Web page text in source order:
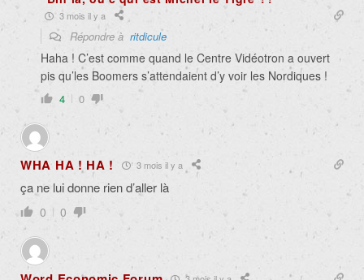
3 mois il y a
Répondre à ritdicule
Haha ! C’est comme quand le Centre Vidéotron a ouvert
pis qu’les Boomers s’attendaient d’y voir les Nordiques !
4 0
WHA HA ! HA ! 3 mois il y a
ça ne lui donne rien d’aller là
0 0